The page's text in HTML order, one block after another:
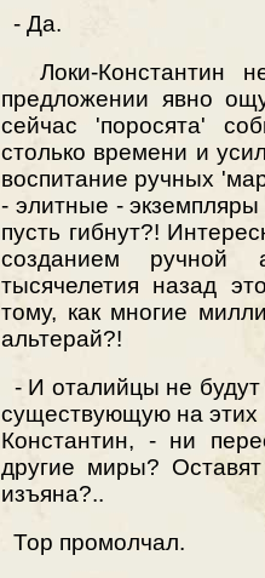
- Да.
Локи-Константин
предложении явно
сейчас 'поросята'
столько времени и
воспитание ручных
- элитные -
пусть гибнут?!
созданием ручной
тысячелетия назад
тому, как многие
альтерай?!
- И оталийцы не
существующую на этих
Константин, - ни
другие миры?
изъяна?..
Тор промолчал.